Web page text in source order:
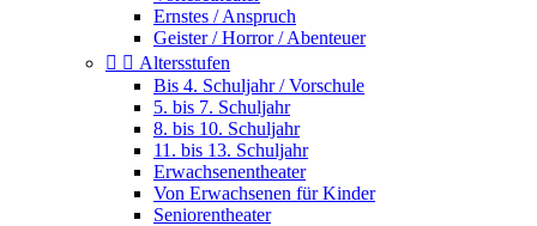
Ernstes / Anspruch
Geister / Horror / Abenteuer
  Altersstufen
Bis 4. Schuljahr / Vorschule
5. bis 7. Schuljahr
8. bis 10. Schuljahr
11. bis 13. Schuljahr
Erwachsenentheater
Von Erwachsenen für Kinder
Seniorentheater